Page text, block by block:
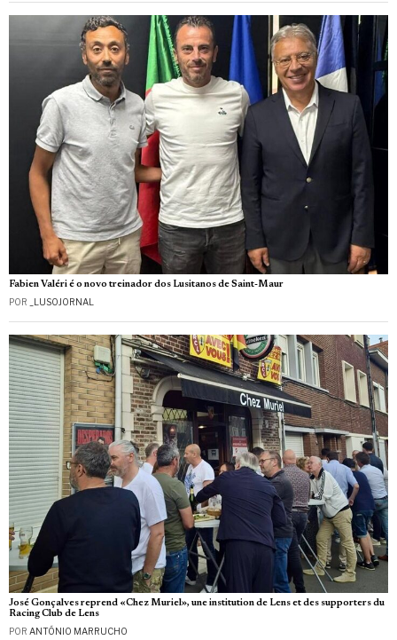
Fabien Valéri é o novo treinador dos Lusitanos de Saint-Maur
POR _LUSOJORNAL
José Gonçalves reprend «Chez Muriel», une institution de Lens et des supporters du
Racing Club de Lens
POR ANTÓNIO MARRUCHO